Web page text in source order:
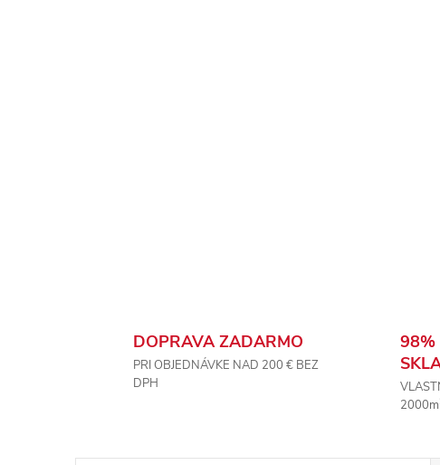
DOPRAVA ZADARMO
PRI OBJEDNÁVKE NAD 200 € BEZ
DPH
98%
2000m